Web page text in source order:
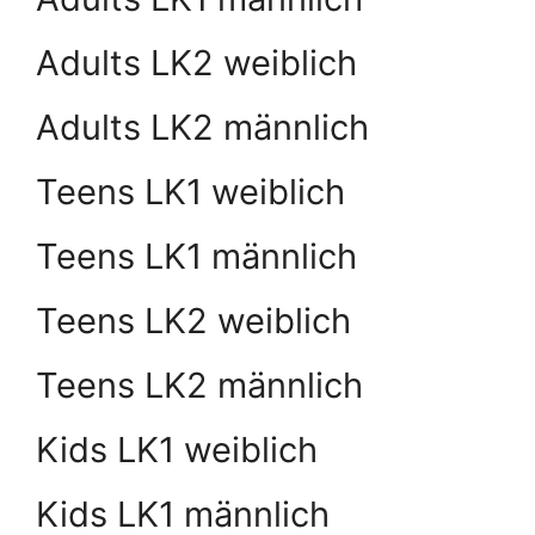
Adults LK2 weiblich
Adults LK2 männlich
Teens LK1 weiblich
Teens LK1 männlich
Teens LK2 weiblich
Teens LK2 männlich
Kids LK1 weiblich
Kids LK1 männlich